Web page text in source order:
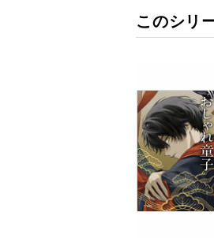
このシリ